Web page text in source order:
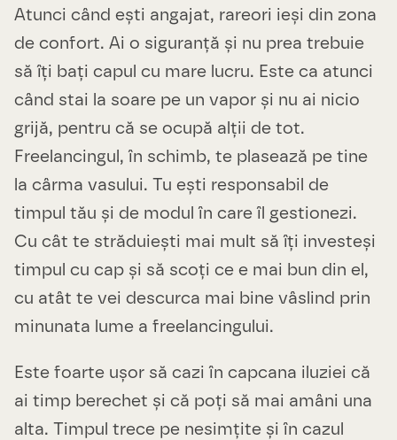
Atunci când ești angajat, rareori ieși din zona
de confort. Ai o siguranță și nu prea trebuie
să îți bați capul cu mare lucru. Este ca atunci
când stai la soare pe un vapor și nu ai nicio
grijă, pentru că se ocupă alții de tot.
Freelancingul, în schimb, te plasează pe tine
la cârma vasului. Tu ești responsabil de
timpul tău și de modul în care îl gestionezi.
Cu cât te străduiești mai mult să îți investeși
timpul cu cap și să scoți ce e mai bun din el,
cu atât te vei descurca mai bine vâslind prin
minunata lume a freelancingului.
Este foarte ușor să cazi în capcana iluziei că
ai timp berechet și că poți să mai amâni una
alta. Timpul trece pe nesimțite și în cazul